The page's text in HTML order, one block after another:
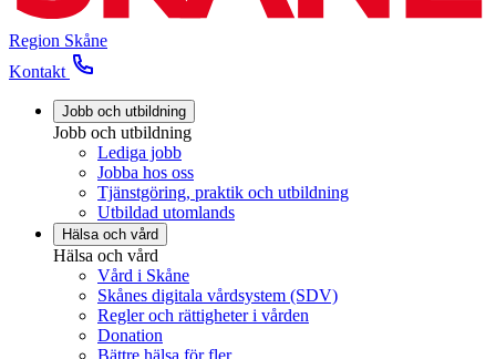
Region Skåne
Kontakt
Jobb och utbildning
Jobb och utbildning
Lediga jobb
Jobba hos oss
Tjänstgöring, praktik och utbildning
Utbildad utomlands
Hälsa och vård
Hälsa och vård
Vård i Skåne
Skånes digitala vårdsystem (SDV)
Regler och rättigheter i vården
Donation
Bättre hälsa för fler